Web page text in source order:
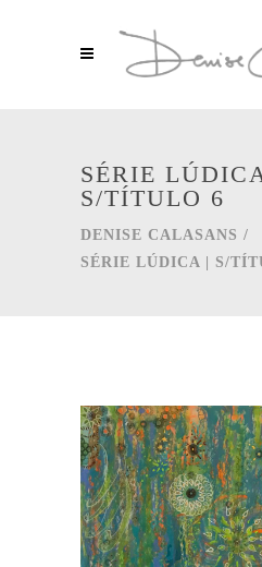
SÉRIE
S/TÍTULO 6
DENISE CALASANS /
SÉRIE LÚDICA | S/